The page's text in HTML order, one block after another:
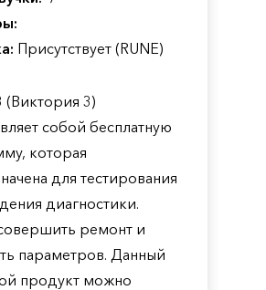
Присутствует (RUNE)
(Виктория 3)
собой бесплатную
которая
для тестирования
диагностики.
ремонт и
параметров. Данный
продукт можно